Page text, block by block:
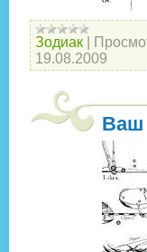
Зодиак
19.08.2009
Ваш